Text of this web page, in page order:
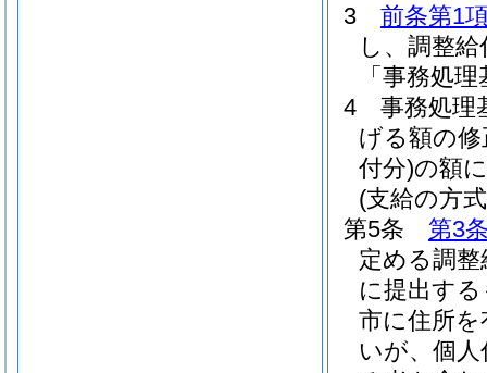
3
前条第1
し、調整給
「事務処
4
事務処理
げる額の
付分)の額
(支給の方
第5条
第3
定める調
に提出す
市に住所
いが、個